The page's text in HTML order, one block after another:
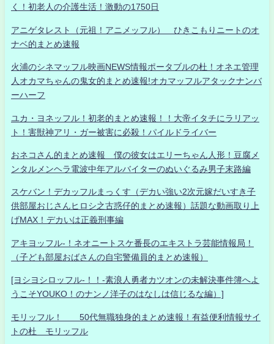
く！初老人の介護生活！激動の1750日
アニゲタレスト（元祖！アニメッフル） ひきこもりニートのオ
ナベ的まとめ速報
火浦のシネマッフル映画NEWS情報ポータブルの杜！オネエ管理
人オカマちゃんの鬼女的まとめ速報!オカマッフルアタックナンバ
ーハーフ
ユカ・ヨネッフル！初老的まとめ速報！！大帝イタチにラリアッ
ト！害獣神アリ・ガー被害に必殺！パイルドライバー
おネコさん的まとめ速報 僕の彼女はエリーちゃん人形！豆腐メ
ンタルメンヘラ電波中年アルバイターのぬいぐるみ男子末路編
スケバン！デカッフルまっくす（デカい強い2次元嫁だいすき子
供部屋おじさんヒロシ之古惑仔的まとめ速報）話題な動画取り上
げMAX！デカいは正義刑事編
アキヨッフル-！ネオニートスケ番長のエキストラ芸能情報局！
（子ども部屋おばさんの自宅警備員的まとめ速報）
[ヨシヨシロッフル-！！-素浪人勇者カツオンの未解決事件簿へよ
うこそYOUKO！のナンノ洋子のはなしは信じるな編）]
モリッフル！ 50代無職独身的まとめ速報！有益便利情報サイ
トの杜 モリッフル